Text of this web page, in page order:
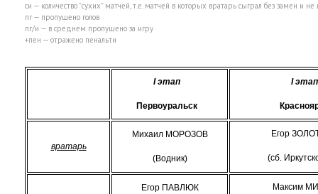
си — количество "сухих" матчей, т.е. матчей в которых вратарь сыграл без замен и
пг — пропущено голов
пг/и — в среднем пропущено за игру
+пен — отражено пенальти
Iэтап
Первоуральск
Iэтап
вратарь
Михаил МОРОЗОВ
(Водник)
Егор
(сб.
Егор ПАВЛЮК Максим